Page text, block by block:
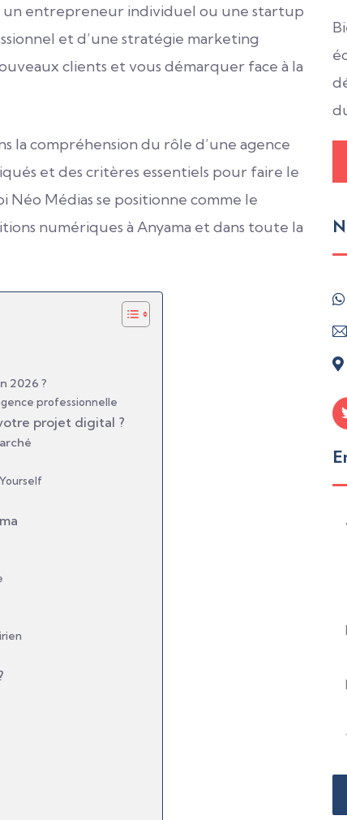
un entrepreneur individuel ou une startup
et d’une stratégie marketing
clients et vous démarquer face à la
la compréhension du rôle d’une agence
et des critères essentiels pour faire le
Médias se positionne comme le
numériques à Anyama et dans toute la
2026 ?
professionnelle
projet digital ?